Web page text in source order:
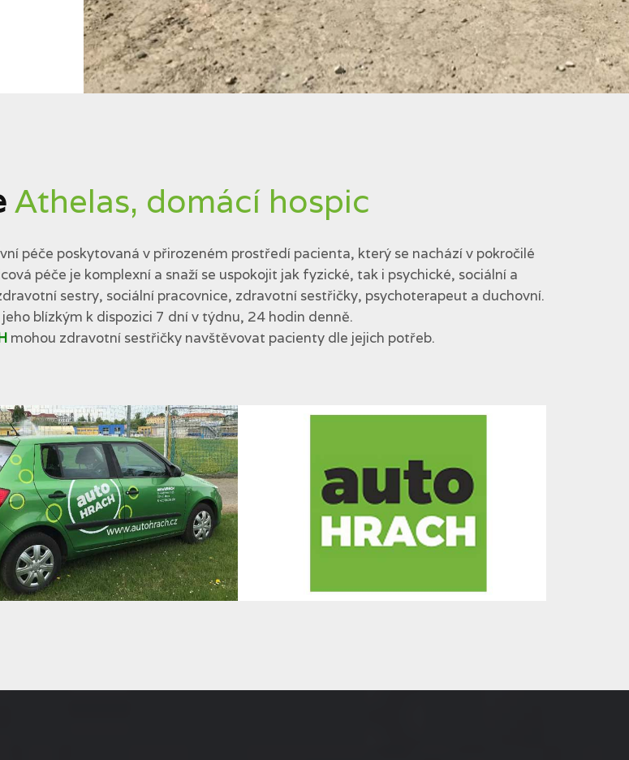
Athelas, domácí hospic
péče poskytovaná v přirozeném prostředí pacienta, který se nachází v pokročilé
péče je komplexní a snaží se uspokojit jak fyzické, tak i psychické, sociální a
sestry, sociální pracovnice, zdravotní sestřičky, psychoterapeut a duchovní.
blízkým k dispozici 7 dní v týdnu, 24 hodin denně.
mohou zdravotní sestřičky navštěvovat pacienty dle jejich potřeb.